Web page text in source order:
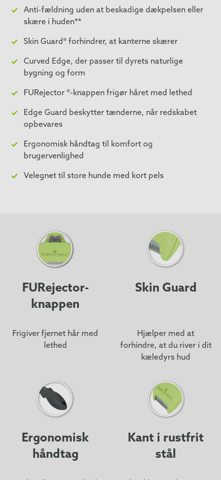
Anti-fældning uden at beskadige dækpelsen eller
skære i huden**
Skin Guard® forhindrer, at kanterne skærer
Curved Edge, der passer til dyrets naturlige
bygning og form
FURejector ®-knappen frigør håret med lethed
Edge Guard beskytter tænderne, når redskabet
opbevares
Ergonomisk håndtag til komfort og
brugervenlighed
Velegnet til store hunde med kort pels
FURejector-
knappen
Frigiver fjernet hår med
lethed
Skin Guard
Hjælper med at
forhindre, at du river i dit
kæledyrs hud
Ergonomisk
håndtag
Kant i rustfrit
stål